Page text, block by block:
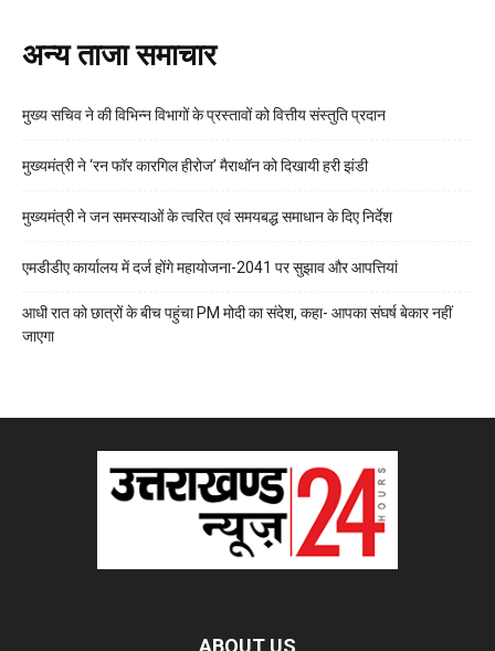
अन्य ताजा समाचार
मुख्य सचिव ने की विभिन्न विभागों के प्रस्तावों को वित्तीय संस्तुति प्रदान
मुख्यमंत्री ने ‘रन फॉर कारगिल हीरोज’ मैराथॉन को दिखायी हरी झंडी
मुख्यमंत्री ने जन समस्याओं के त्वरित एवं समयबद्ध समाधान के दिए निर्देश
एमडीडीए कार्यालय में दर्ज होंगे महायोजना-2041 पर सुझाव और आपत्तियां
आधी रात को छात्रों के बीच पहुंचा PM मोदी का संदेश, कहा- आपका संघर्ष बेकार नहीं
जाएगा